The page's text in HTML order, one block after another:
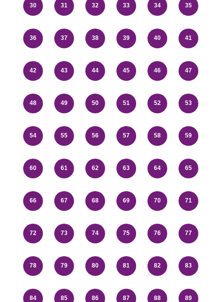
30 31 32 33 34 35
36 37 38 39 40 41
42 43 44 45 46 47
48 49 50 51 52 53
54 55 56 57 58 59
60 61 62 63 64 65
66 67 68 69 70 71
72 73 74 75 76 77
78 79 80 81 82 83
84 85 86 87 88 89